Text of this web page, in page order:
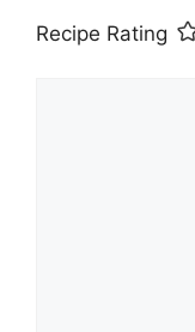
Recipe Rating